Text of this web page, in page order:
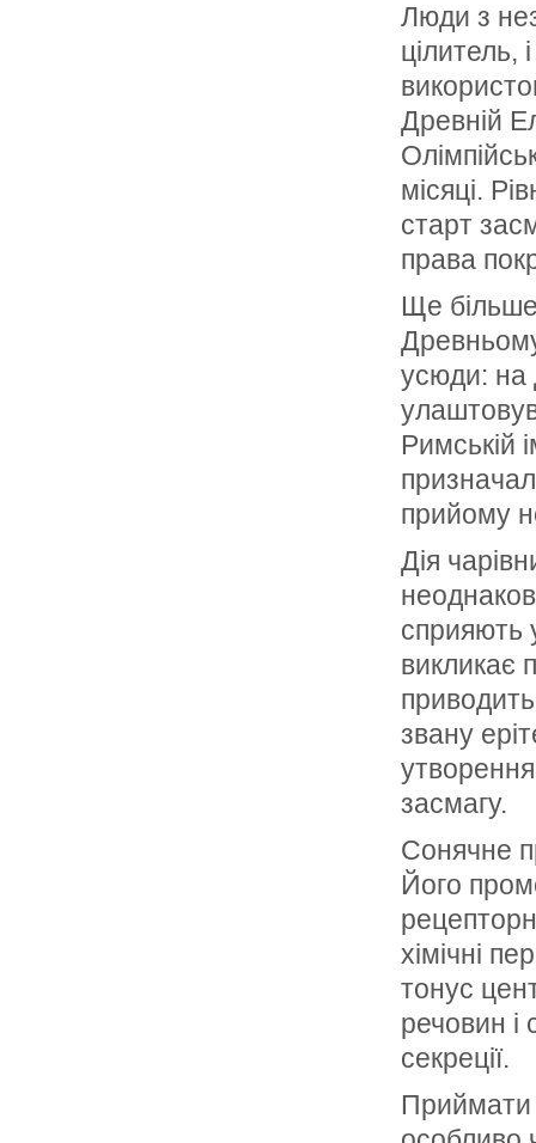
Люди з
цілитель,
Древній
місяці.
старт
права
Ще
усюди: на
Римській
прийому
Дія
сприяють
викликає
звану
засмагу.
Сонячне
Його
хімічні
тонус
речовин і
секреції.
Приймати